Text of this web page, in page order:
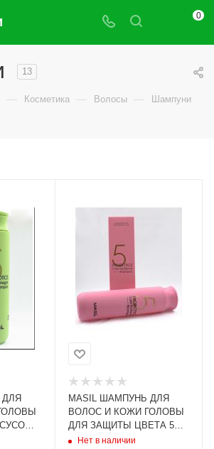
0
13
— Косметика — Волосы — Шампуни
ДЛЯ
5
MASIL ШАМПУНЬ ДЛЯ
ВОЛОС И КОЖИ ГОЛОВЫ
ДЛЯ ЗАЩИТЫ ЦВЕТА 5
PROBIOTICS COLOR
Нет в наличии